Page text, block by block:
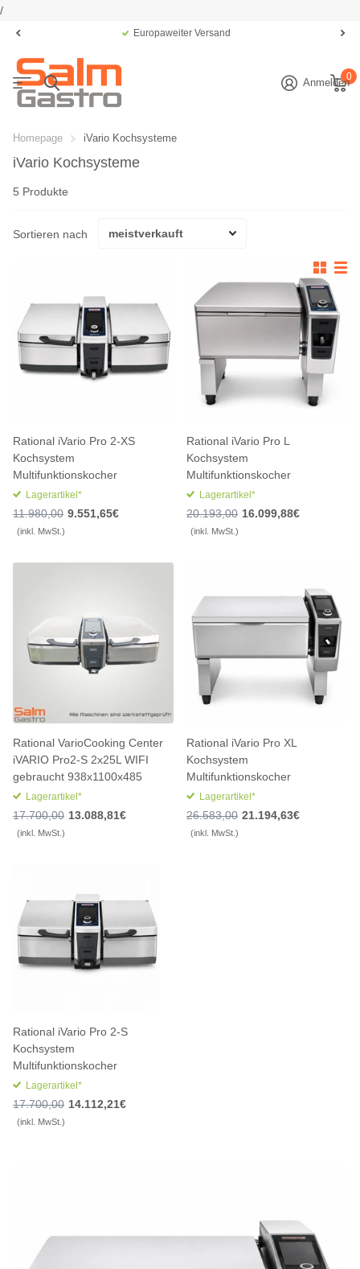
/
Europaweiter Versand
Anmelden0
Homepage iVario Kochsysteme
iVario Kochsysteme
5 Produkte
Sortieren nach
Rational iVario Pro 2-XS
Kochsystem
Multifunktionskocher
Lagerartikel*
11.980,00 9.551,65€
(inkl. MwSt.)
Rational iVario Pro L
Kochsystem
Multifunktionskocher
Lagerartikel*
20.193,00 16.099,88€
(inkl. MwSt.)
Rational VarioCooking Center
iVARIO Pro2-S 2x25L WIFI
gebraucht 938x1100x485
Lagerartikel*
17.700,00 13.088,81€
(inkl. MwSt.)
Rational iVario Pro XL
Kochsystem
Multifunktionskocher
Lagerartikel*
26.583,00 21.194,63€
(inkl. MwSt.)
Rational iVario Pro 2-S
Kochsystem
Multifunktionskocher
Lagerartikel*
17.700,00 14.112,21€
(inkl. MwSt.)